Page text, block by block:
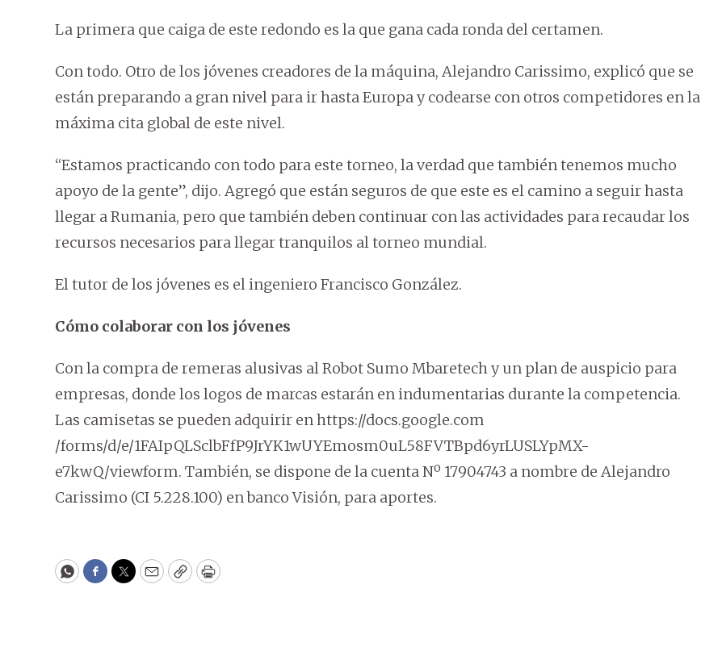
La primera que caiga de este redondo es la que gana cada ronda del certamen.
Con todo. Otro de los jóvenes creadores de la máquina, Alejandro Carissimo, explicó que se
están preparando a gran nivel para ir hasta Europa y codearse con otros competidores en la
máxima cita global de este nivel.
“Estamos practicando con todo para este torneo, la verdad que también tenemos mucho
apoyo de la gente”, dijo. Agregó que están seguros de que este es el camino a seguir hasta
llegar a Rumania, pero que también deben continuar con las actividades para recaudar los
recursos necesarios para llegar tranquilos al torneo mundial.
El tutor de los jóvenes es el ingeniero Francisco González.
Cómo colaborar con los jóvenes
Con la compra de remeras alusivas al Robot Sumo Mbaretech y un plan de auspicio para
empresas, donde los logos de marcas estarán en indumentarias durante la competencia.
Las camisetas se pueden adquirir en https://docs.google.com
/forms/d/e/1FAIpQLSclbFfP9JrYK1wUYEmosm0uL58FVTBpd6yrLUSLYpMX-
e7kwQ/viewform. También, se dispone de la cuenta Nº 17904743 a nombre de Alejandro
Carissimo (CI 5.228.100) en banco Visión, para aportes.
WhatsApp
Facebook
Twitter
EmailCopyPrint